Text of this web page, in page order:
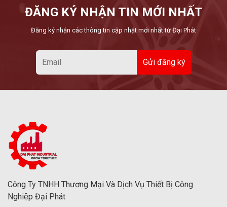
ĐĂNG KÝ NHẬN TIN MỚI NHẤT
Đăng ký nhận các thông tin cập nhật mới nhất từ Đại Phát
Công Ty TNHH Thương Mại Và Dịch Vụ Thiết Bị Công
Nghiệp Đại Phát